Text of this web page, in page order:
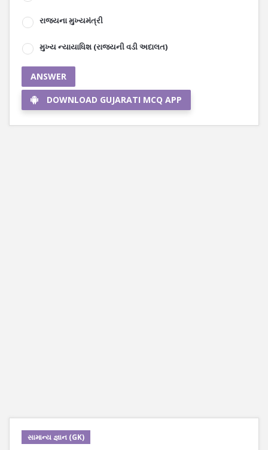
રાજ્યના મુખ્યમંત્રી
મુખ્ય ન્યાયાધિશ (રાજ્યની વડી અદાલત)
ANSWER
DOWNLOAD GUJARATI MCQ APP
સામાન્ય જ્ઞાન (GK)